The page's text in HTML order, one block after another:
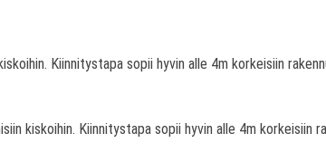
Kiinnitystapa sopii hyvin alle 4m korkeisiin
kiskoihin. Kiinnitystapa sopii hyvin alle 4m korkeisiin